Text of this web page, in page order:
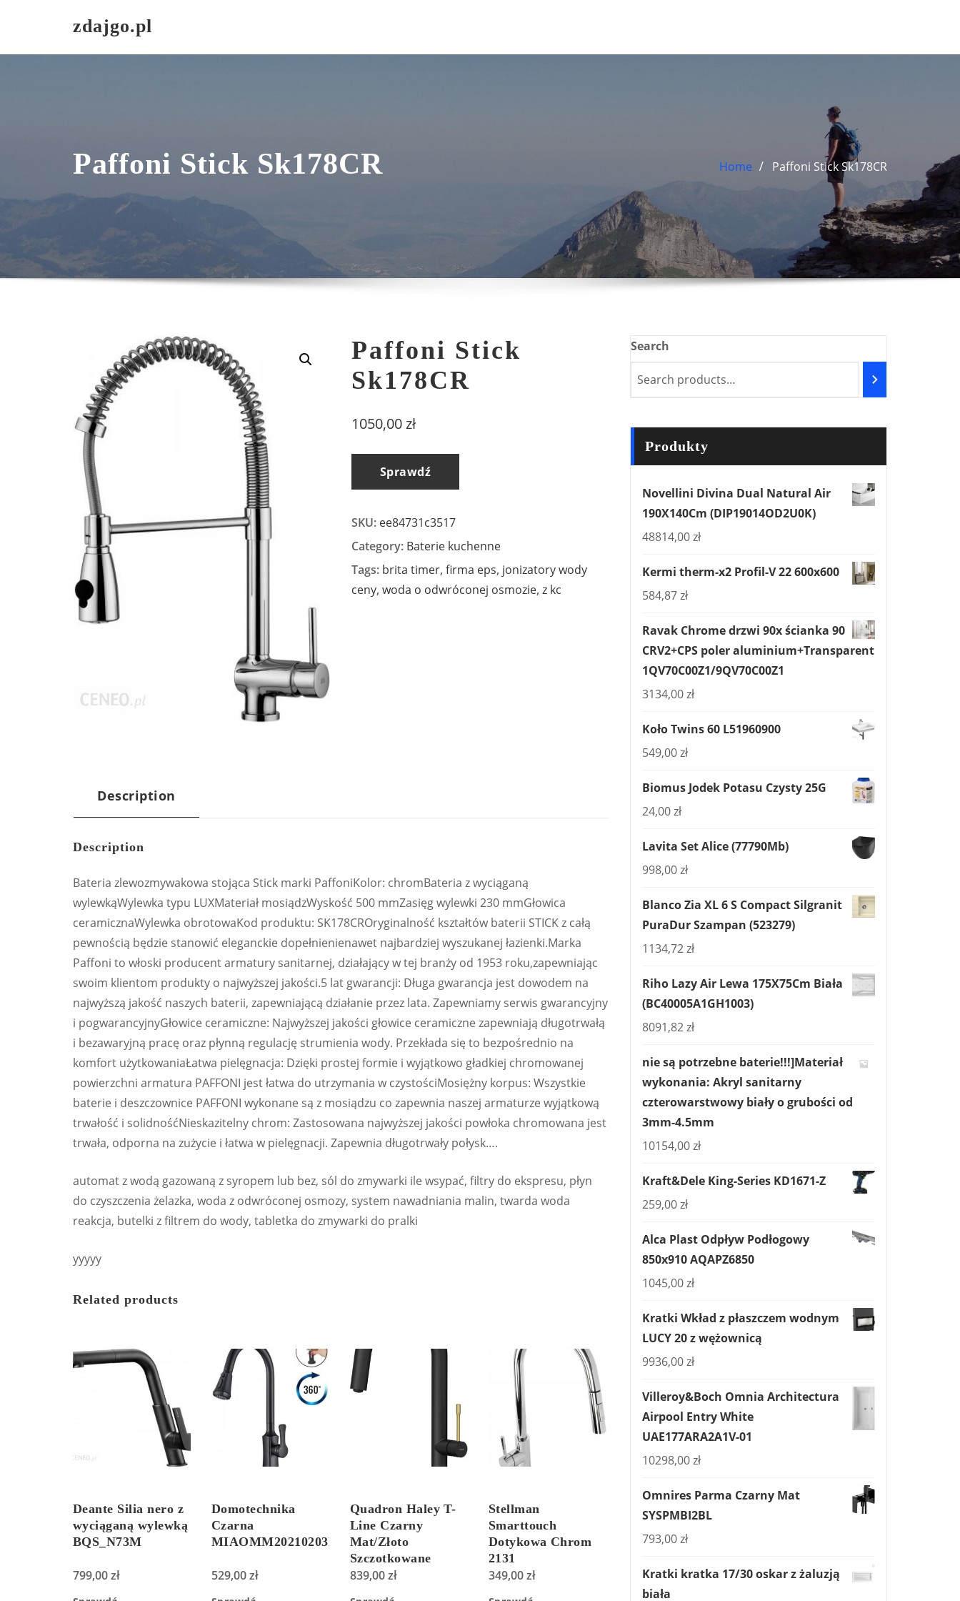
zdajgo.pl
Paffoni Stick Sk178CR Home Paffoni Stick Sk178CR
Paffoni Stick
Sk178CR
1050,00zł
Sprawdź
SKU: ee84731c3517
Category: Baterie kuchenne
Tags: brita timer, firma eps, jonizatory wody
ceny, woda o odwróconej osmozie, z kc
Description
Description
Bateria zlewozmywakowa stojąca Stick marki PaffoniKolor: chromBateria z wyciąganą
wylewkąWylewka typu LUXMateriał mosiądzWyskość 500 mmZasięg wylewki 230 mmGłowica
ceramicznaWylewka obrotowaKod produktu: SK178CROryginalność kształtów baterii STICK z całą
pewnością będzie stanowić eleganckie dopełnienienawet najbardziej wyszukanej łazienki.Marka
Paffoni to włoski producent armatury sanitarnej, działający w tej branży od 1953 roku,zapewniając
swoim klientom produkty o najwyższej jakości.5 lat gwarancji: Długa gwarancja jest dowodem na
najwyższą jakość naszych baterii, zapewniającą działanie przez lata. Zapewniamy serwis gwarancyjny
i pogwarancyjnyGłowice ceramiczne: Najwyższej jakości głowice ceramiczne zapewniają długotrwałą
i bezawaryjną pracę oraz płynną regulację strumienia wody. Przekłada się to bezpośrednio na
komfort użytkowaniaŁatwa pielęgnacja: Dzięki prostej formie i wyjątkowo gładkiej chromowanej
powierzchni armatura PAFFONI jest łatwa do utrzymania w czystościMosiężny korpus: Wszystkie
baterie i deszczownice PAFFONI wykonane są z mosiądzu co zapewnia naszej armaturze wyjątkową
trwałość i solidnośćNieskazitelny chrom: Zastosowana najwyższej jakości powłoka chromowana jest
trwała, odporna na zużycie i łatwa w pielęgnacji. Zapewnia długotrwały połysk….
automat z wodą gazowaną z syropem lub bez, sól do zmywarki ile wsypać, filtry do ekspresu, płyn
do czyszczenia żelazka, woda z odwróconej osmozy, system nawadniania malin, twarda woda
reakcja, butelki z filtrem do wody, tabletka do zmywarki do pralki
yyyyy
Related products
Deante Silia nero z
wyciąganą wylewką
BQS_N73M
799,00zł
Domotechnika
Czarna
MIAOMM20210203B
529,00zł
Quadron Haley T-
Line Czarny
Mat/Złoto
Szczotkowane
3623522BLMPVDG1
839,00zł
Stellman
Smarttouch
Dotykowa Chrom
2131
349,00zł
Search
Produkty
Novellini Divina Dual Natural Air
190X140Cm (DIP19014OD2U0K)
48814,00zł
Kermi therm-x2 Profil-V 22 600x600
584,87zł
Ravak Chrome drzwi 90x ścianka 90
CRV2+CPS poler aluminium+Transparent
1QV70C00Z1/9QV70C00Z1
3134,00zł
Koło Twins 60 L51960900
549,00zł
Biomus Jodek Potasu Czysty 25G
24,00zł
Lavita Set Alice (77790Mb)
998,00zł
Blanco Zia XL 6 S Compact Silgranit
PuraDur Szampan (523279)
1134,72zł
Riho Lazy Air Lewa 175X75Cm Biała
(BC40005A1GH1003)
8091,82zł
nie są potrzebne baterie!!!]Materiał
wykonania: Akryl sanitarny
czterowarstwowy biały o grubości od
3mm-4.5mm
10154,00zł
Kraft&Dele King-Series KD1671-Z
259,00zł
Alca Plast Odpływ Podłogowy
850x910 AQAPZ6850
1045,00zł
Kratki Wkład z płaszczem wodnym
LUCY 20 z wężownicą
9936,00zł
Villeroy&Boch Omnia Architectura
Airpool Entry White
UAE177ARA2A1V-01
10298,00zł
Omnires Parma Czarny Mat
SYSPMBI2BL
793,00zł
Kratki kratka 17/30 oskar z żaluzją
biała